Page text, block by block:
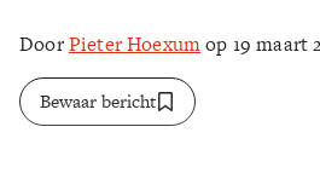
DoorPieter Hoexumop 19 maart
Bewaar bericht